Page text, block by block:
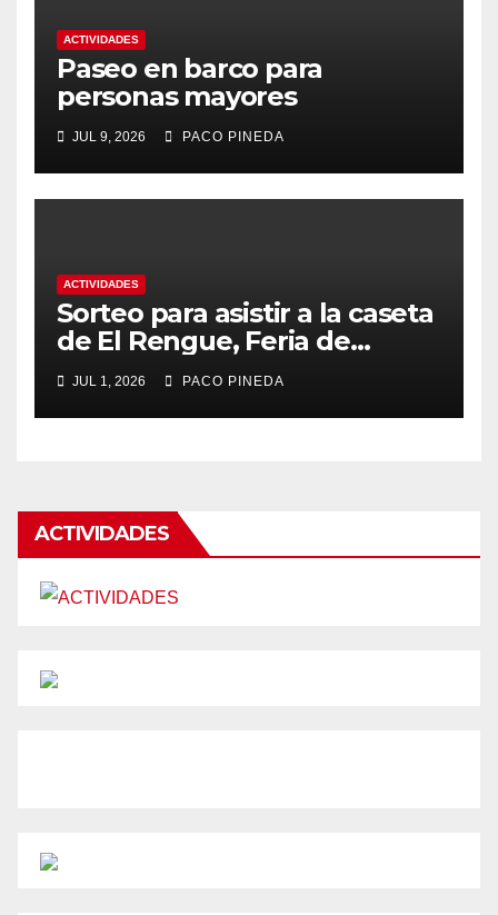
ACTIVIDADES
Paseo en barco para
personas mayores
JUL 9, 2026 PACO PINEDA
ACTIVIDADES
Sorteo para asistir a la caseta
de El Rengue, Feria de
Málaga 2026
JUL 1, 2026 PACO PINEDA
ACTIVIDADES